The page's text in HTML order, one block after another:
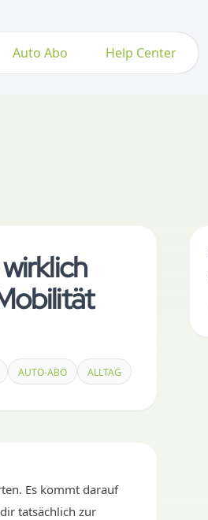
Auto Abo Help Center
AUTO-ABO ALLTAG
Es kommt darauf
tatsächlich zur